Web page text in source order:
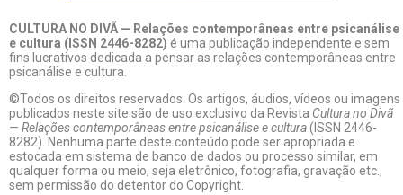
CULTURA NO DIVÃ — Relações contemporâneas entre psicanálise
e cultura (ISSN 2446-8282) é uma publicação independente e sem
fins lucrativos dedicada a pensar as relações contemporâneas entre
psicanálise e cultura.
©Todos os direitos reservados. Os artigos, áudios, vídeos ou imagens
publicados neste site são de uso exclusivo da Revista Cultura no Divã
— Relações contemporâneas entre psicanálise e cultura(ISSN 2446-
8282). Nenhuma parte deste conteúdo pode ser apropriada e
estocada em sistema de banco de dados ou processo similar, em
qualquer forma ou meio, seja eletrônico, fotografia, gravação etc.,
sem permissão do detentor do Copyright.